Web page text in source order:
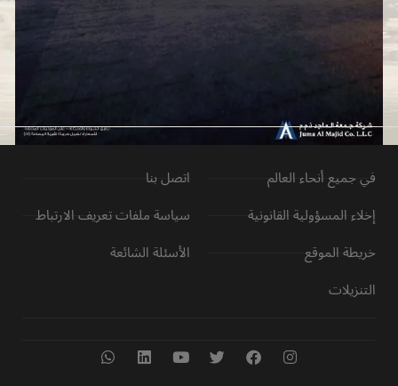
في جميع أنحاء العالم
إخلاء المسؤولية القانونية
خريطة الموقع
التنزيلات
اتصل بنا
سياسة ملفات تعريف الارتباط
الأسئلة الشائعة